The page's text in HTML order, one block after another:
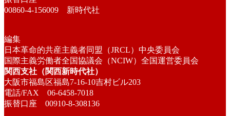
00860-4-156009 新時代社
編集
日本革命的共産主義者同盟（JRCL）中央委員会
国際主義労働者全国協議会（NCIW）全国運営委員会
関西支社（関西新時代社）
大阪市福島区福島7-16-10吉村ビル203
電話/FAX 06-6458-7018
振替口座 00910-8-308136